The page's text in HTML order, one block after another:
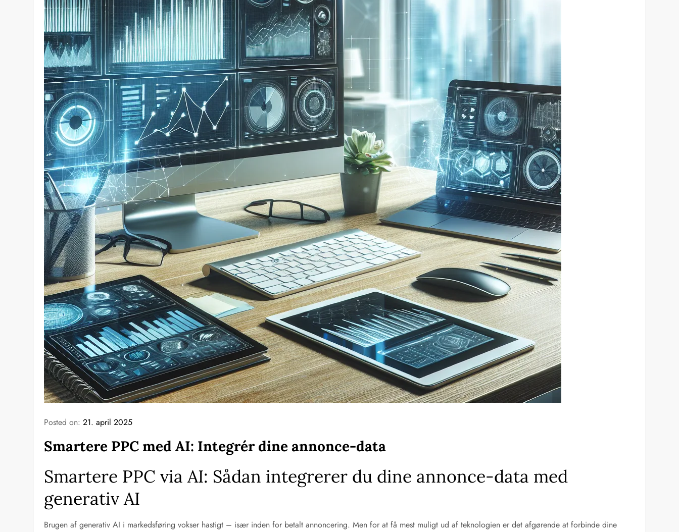
Posted on:21. april 2025
Smartere PPC med AI: Integrér dine annonce-data
Smartere PPC via AI: Sådan integrerer du dine annonce-data med
generativ AI
Brugen af generativ AI i markedsføring vokser hastigt – især inden for betalt annoncering. Men for at få mest muligt ud af teknologien er det afgørende at forbinde dine